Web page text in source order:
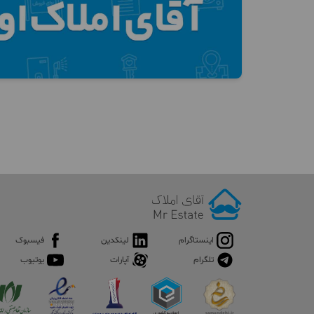
اینستاگرام لینکدین
فیسبوک
تلگرام
آپارات یوتیوب